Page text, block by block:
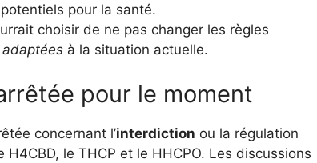
pour la santé.
choisir de ne pas changer les règles
à la situation actuelle.
pour le moment
concernant l’interdiction ou la régulation
le THCP et le HHCPO. Les discussions